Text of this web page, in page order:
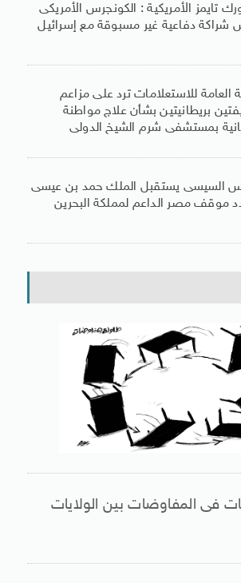
تايمز الأمريكية : الكونجرس الأمريكى
شراكة دفاعية غير مسبوقة مع إسرائيل
العامة للاستعلامات ترد على مزاعم
بريطانيتين بشأن علاج مواطنة
بمستشفى شرم الشيخ الدولى
السيسى يستقبل الملك حمد بن عيسى
موقف مصر الداعم لمملكة البحرين
فى المفاوضات بين الولايات